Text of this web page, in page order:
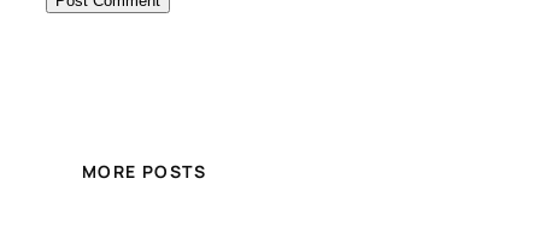
MORE POSTS